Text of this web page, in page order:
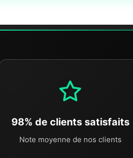
98% de clients satisfaits
Note moyenne de nos clients